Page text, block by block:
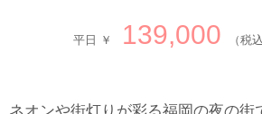
平日 ￥ 139,000 （税